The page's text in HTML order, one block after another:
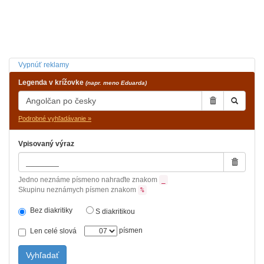
Vypnúť reklamy
Legenda v krížovke (napr. meno Eduarda)
Podrobné vyhľadávanie »
Vpisovaný výraz
Jedno neznáme písmeno nahraďte znakom
Skupinu neznámych písmen znakom %
Bez diakritiky S diakritikou
Len celé slová písmen
Vyhľadať